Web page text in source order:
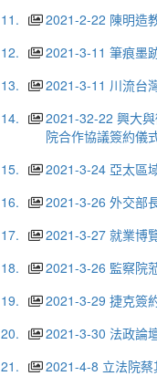
11.
2021-2-22 陳明造
12.
2021-3-11 筆痕墨
13.
2021-3-11 川流台
14.
2021-32-22 興大
院合作協議簽約儀
15.
2021-3-24 亞太區
16.
2021-3-26 外交部
17.
2021-3-27 就業博
18.
2021-3-26 監察院
19.
2021-3-29 捷克簽
20.
2021-3-30 法政論
21.
2021-4-8 立法院